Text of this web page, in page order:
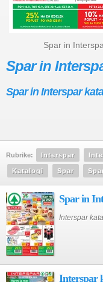
Spar in
Spar in
Spar in Interspar
Rubrike: Interspar
Katalogi Spar
Spar in
Interspar
Interspar